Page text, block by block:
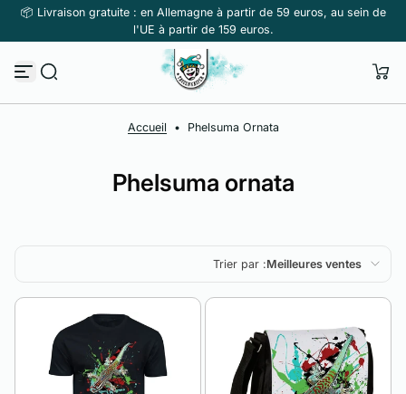
Passer au contenu
📦 Livraison gratuite : en Allemagne à partir de 59 euros, au sein de
l'UE à partir de 159 euros.
Accueil • Phelsuma Ornata
Phelsuma ornata
Trier par :Meilleures ventes
En vedette
Le plus pertinent
Meilleures ventes